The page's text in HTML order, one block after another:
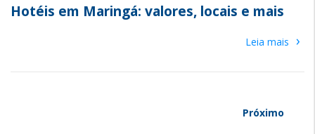
Hotéis em Maringá: valores, locais e mais
Leia mais ›
Próximo